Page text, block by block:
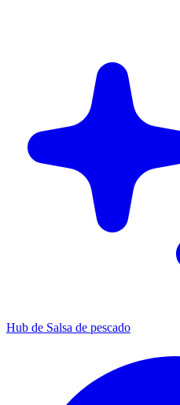
Hub de Salsa de pescado